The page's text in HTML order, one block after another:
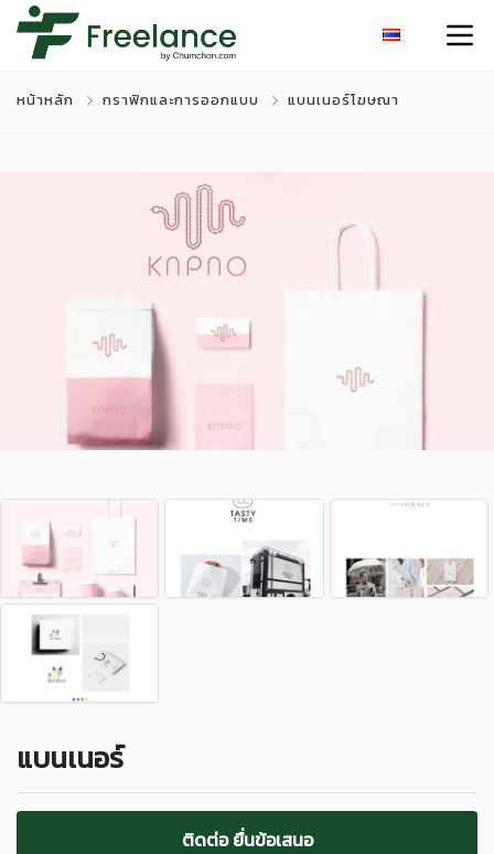
หน้าหลัก กราฟิกและการออกแบบ แบนเนอร์โฆษณา
แบนเนอร์
ติดต่อ ยื่นข้อเสนอ